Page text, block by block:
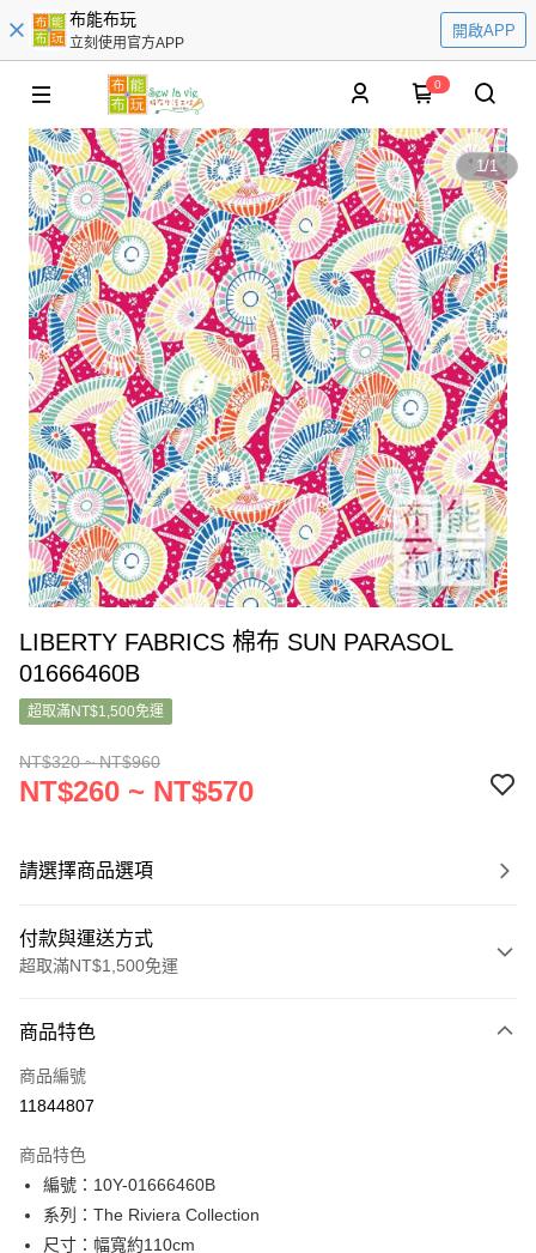
布能布玩
立刻使用官方APP
開啟APP
0
1/1
LIBERTY FABRICS 棉布 SUN PARASOL
01666460B
超取滿NT$1,500免運
NT$320 ~ NT$960
NT$260 ~ NT$570
請選擇商品選項
付款與運送方式
超取滿NT$1,500免運
信用卡一次付款
超商取貨付款
Apple Pay
街口支付
商品特色
商品編號
11844807
商品特色
編號：10Y-01666460B
系列：The Riviera Collection
尺寸：幅寬約110cm